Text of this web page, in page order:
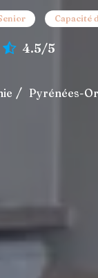
Capacité
4.5/5
Pyrénées-